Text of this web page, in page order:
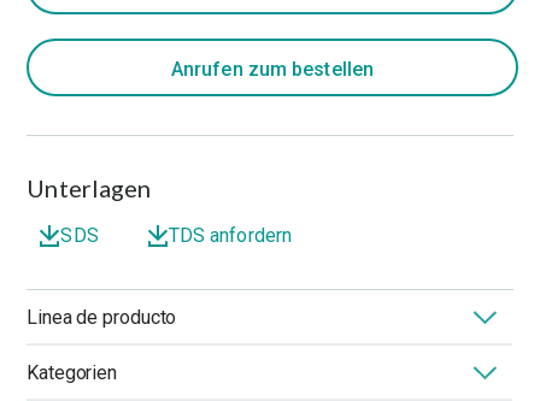
Anrufen zum bestellen
Unterlagen
SDS TDS anfordern
Linea de producto
MOLYKOTE
Kategorien